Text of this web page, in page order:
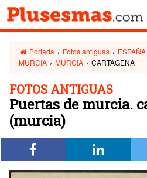
Portada › Fotos antiguas › ESPAÑA
MURCIA › MURCIA › CARTAGENA
FOTOS ANTIGUAS
Puertas de murcia.
(murcia)